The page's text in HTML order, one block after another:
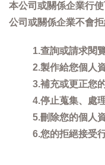
本公司或關係企業行
公司或關係企業不會
1.查詢或請求閱
2.製作給您個人
3.補充或更正您
4.停止蒐集、處
5.刪除您的個人資
6.您的拒絕接受行